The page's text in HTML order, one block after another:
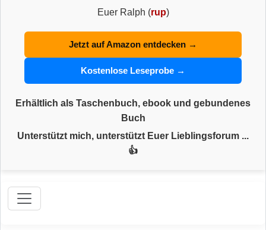
Euer Ralph (rup)
Jetzt auf Amazon entdecken →
Kostenlose Leseprobe →
Erhältlich als Taschenbuch, ebook und gebundenes
Buch
Unterstützt mich, unterstützt Euer Lieblingsforum ...
👍